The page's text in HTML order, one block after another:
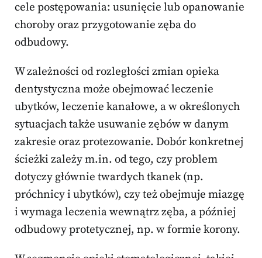
cele postępowania: usunięcie lub opanowanie
choroby oraz przygotowanie zęba do
odbudowy.
W zależności od rozległości zmian opieka
dentystyczna może obejmować leczenie
ubytków, leczenie kanałowe, a w określonych
sytuacjach także usuwanie zębów w danym
zakresie oraz protezowanie. Dobór konkretnej
ścieżki zależy m.in. od tego, czy problem
dotyczy głównie twardych tkanek (np.
próchnicy i ubytków), czy też obejmuje miazgę
i wymaga leczenia wewnątrz zęba, a później
odbudowy protetycznej, np. w formie korony.